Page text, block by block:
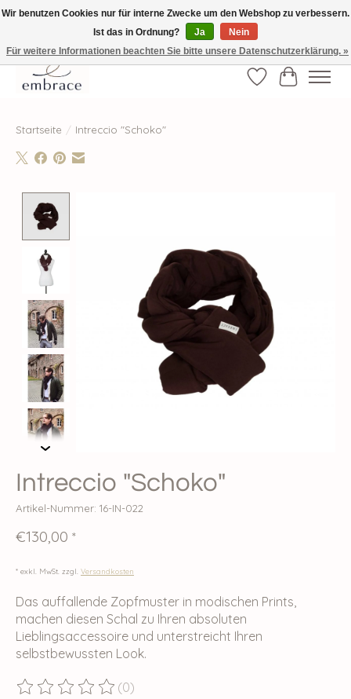
√ Versandkostenfrei ab € 40-, √ Made with Love and Happiness √Exklusiv und
nur hier im Onlineshop √high-quality & long-lasting fashion
Wunschzettel
Ihr
Startseite / Intreccio "Schoko"
Intreccio "Schoko"
Artikel-Nummer: 16-IN-022
€130,00 *
* exkl. MwSt. zzgl. Versandkosten
Das auffallende Zopfmuster in modischen Prints,
machen diesen Schal zu Ihren absoluten
Lieblingsaccessoire und unterstreicht Ihren
selbstbewussten Look.
Die Bewertung dieses Produkts ist
(0)
Wir benutzen Cookies nur für interne Zwecke um den Webshop zu verbessern.
Ist das in Ordnung?
Ja
Nein
Für weitere Informationen beachten Sie bitte unsere Datenschutzerklärung. »